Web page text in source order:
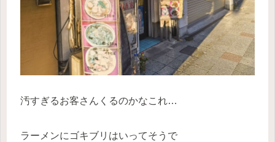
汚すぎるお客さんくるのかなこれ…
ラーメンにゴキブリはいってそうで